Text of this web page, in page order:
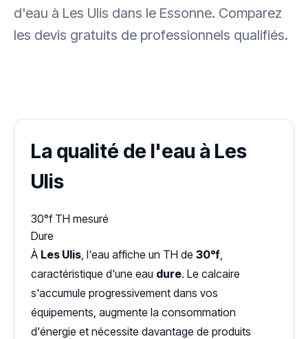
d'eau à Les Ulis dans le Essonne. Comparez
les devis gratuits de professionnels qualifiés.
La qualité de l'eau à Les
Ulis
30°f TH mesuré
Dure
À Les Ulis, l'eau affiche un TH de 30°f,
caractéristique d'une eau dure. Le calcaire
s'accumule progressivement dans vos
équipements, augmente la consommation
d'énergie et nécessite davantage de produits